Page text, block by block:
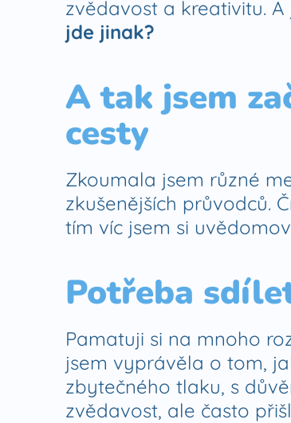
zvědavost a kreativitu.
jde jinak?
A tak jsem
cesty
Zkoumala jsem různé
zkušenějších průvodců.
tím víc jsem si
Potřeba
Pamatuji si na mnoho
jsem vyprávěla o tom,
zbytečného tlaku, s
zvědavost, ale často